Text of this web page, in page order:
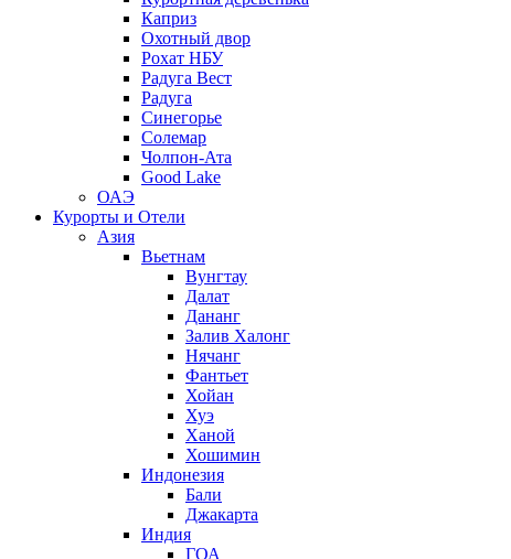
Каприз
Охотный двор
Рохат НБУ
Радуга Вест
Радуга
Синегорье
Солемар
Чолпон-Ата
Good Lake
ОАЭ
Курорты и Отели
Азия
Вьетнам
Вунгтау
Далат
Дананг
Залив Халонг
Нячанг
Фантьет
Хойан
Хуэ
Ханой
Хошимин
Индонезия
Бали
Джакарта
Индия
ГОА